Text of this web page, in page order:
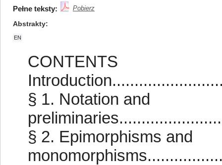
Pełne teksty: Pobierz
Abstrakty
EN
CONTENTS
§ 1. Notation and
§ 2. Epimorphisms and